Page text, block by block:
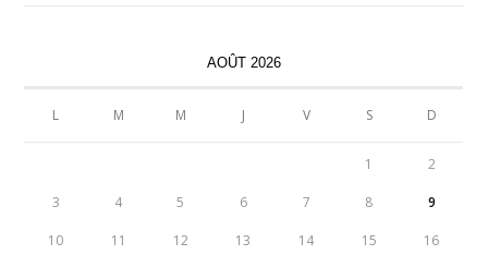
AOÛT 2026
L M M J V S D
1 2
3 4 5 6 7 8 9
10 11 12 13 14 15 16